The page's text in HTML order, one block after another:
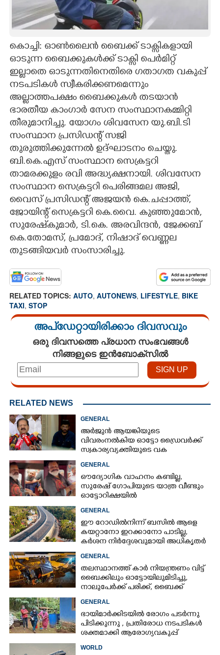
ASTRO
CARTOONS
LITERATURE
ZOOM
CONTACT US
കൊച്ചി: ഓൺലൈൻ ബൈക്ക് ടാക്സികളായി
ഓടുന്ന ബൈക്കുകൾക്ക് ടാക്സി പെർമിറ്റ്
ഇല്ലാതെ ഓടുന്നതിനെതിരെ ഗതാഗത വകുപ്പ്
നടപടികൾ സ്വീകരിക്കണമെന്നും
അല്ലാത്തപക്ഷം ബൈക്കുകൾ തടയാൻ
ഭാരതീയ കാംഗാർ സേന സംസ്ഥാനകമ്മിറ്റി
തീരുമാനിച്ചു. യോഗം ശിവസേന യു.ബി.ടി
സംസ്ഥാന പ്രസിഡന്റ് സജി
തുരുത്തിക്കുന്നേൽ ഉദ്ഘാടനം ചെയ്തു.
ബി.കെ.എസ് സംസ്ഥാന സെക്രട്ടറി
താമരക്കുളം രവി അദ്ധ്യക്ഷനായി. ശിവസേന
സംസ്ഥാന സെക്രട്ടറി പെരിങ്ങമല അജി,
വൈസ് പ്രസിഡന്റ് അജയൻ കെ.ചപ്പാത്ത്,
ജോയിന്റ് സെക്രട്ടറി കെ.വൈ. കുഞ്ഞുമോൻ,
സുരേഷ്‌കുമാർ, ടി.കെ. അരവിന്ദൻ, ജേക്കബ്
കെ.തോമസ്, പ്രമോദ്, നിഷാദ് വെണ്ണല
തുടങ്ങിയവർ സംസാരിച്ചു.
RELATED TOPICS: AUTO, AUTONEWS, LIFESTYLE, BIKE
TAXI, STOP
അപ്ഡേറ്റായിരിക്കാം ദിവസവും
ഒരു ദിവസത്തെ പ്രധാന സംഭവങ്ങൾ
നിങ്ങളുടെ ഇൻബോക്സിൽ
RELATED NEWS
GENERAL
അർജുൻ ആയങ്കിയുടെ
വിവരംനൽകിയ ഓട്ടോ ഡ്രൈവർക്ക്
സ്വകാര്യവ്യക്തിയുടെ വക
ചെന്നിത്തല
GENERAL
ഔദ്യോഗിക വാഹനം കണ്ടില്ല,
സുരേഷ് ഗോപിയുടെ യാത്ര വീണ്ടും
ഓട്ടോറിക്ഷയിൽ
GENERAL
ഈ റോഡിൽനിന്ന് ബസിൽ ആളെ
കയറ്റാനോ ഇറക്കാനോ പാടില്ല,
കർശന നിർദ്ദേശവുമായി അധികൃതർ
GENERAL
തലസ്ഥാനത്ത് കാർ നിയന്ത്രണം വിട്ട്
ബൈക്കിലും ഓട്ടോയിലുമിടിച്ചു,​
നാലുപേർക്ക് പരിക്ക്,​ ബൈക്ക്
GENERAL
ഭായിമാർക്കിടയിൽ രോഗം പടർന്നു
പിടിക്കുന്നു ,​ പ്രതിരോധ നടപടികൾ
ശക്തമാക്കി ആരോഗ്യവകുപ്പ്
WORLD